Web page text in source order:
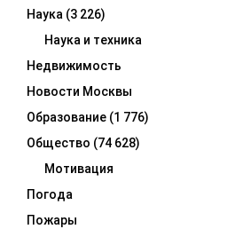
Наука (3 226)
Наука и техника
Недвижимость
Новости Москвы
Образование (1 776)
Общество (74 628)
Мотивация
Погода
Пожары